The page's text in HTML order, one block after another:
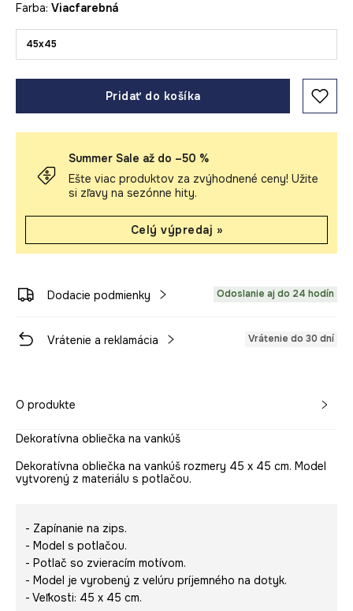
Farba: viacfarebná
45x45
Pridať do košíka
Summer Sale až do –50 %
Ešte viac produktov za zvýhodnené ceny! Užite
si zľavy na sezónne hity.
Celý výpredaj »
Dodacie podmienky Odoslanie aj do 24 hodín
Vrátenie a reklamácia Vrátenie do 30 dní
O produkte
Dekoratívna obliečka na vankúš
Dekoratívna obliečka na vankúš rozmery 45 x 45 cm. Model
vytvorený z materiálu s potlačou.
- Zapínanie na zips.
- Model s potlačou.
- Potlač so zvieracím motívom.
- Model je vyrobený z velúru príjemného na dotyk.
- Veľkosti: 45 x 45 cm.